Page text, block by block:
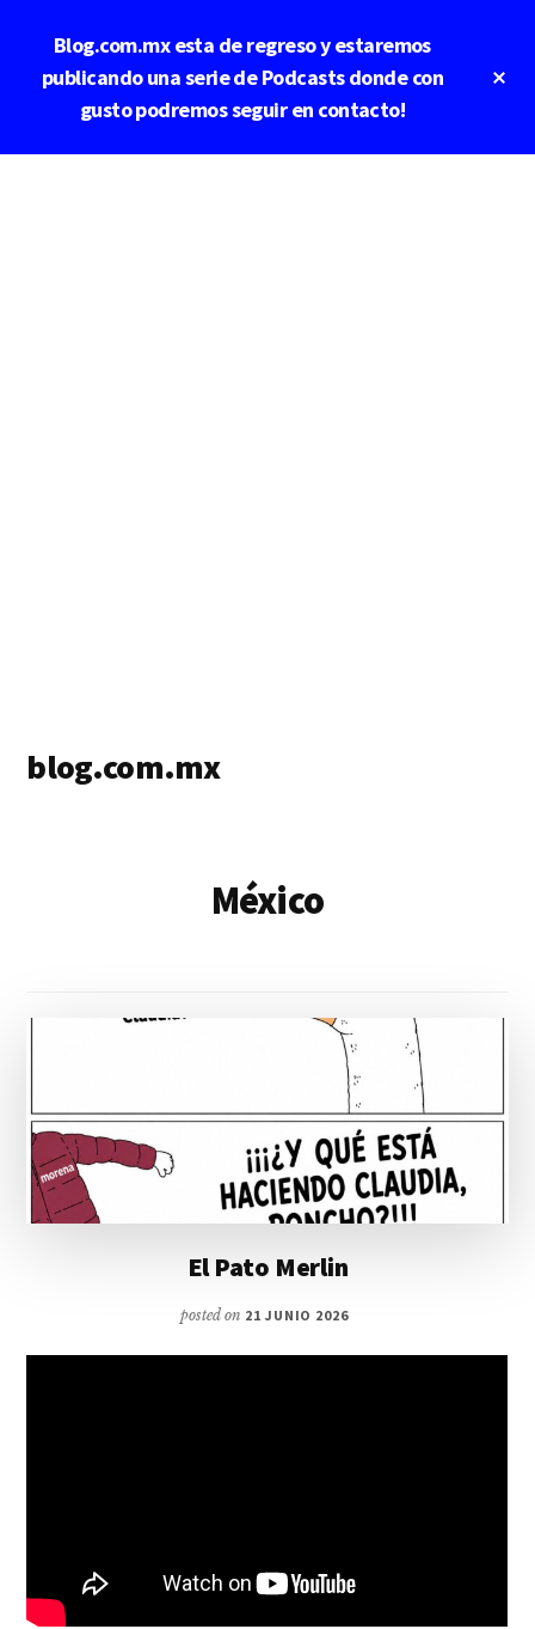
contenido
Blog.com.mx esta de regreso y estaremos
publicando una serie de Podcasts donde con
gusto podremos seguir en contacto!
blog.com.mx
México
El Pato Merlin
posted on 21 JUNIO 2026